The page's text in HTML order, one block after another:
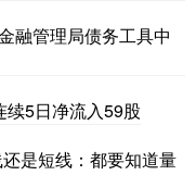
融管理局债务工具中
续5日净流入59股
是短线：都要知道量